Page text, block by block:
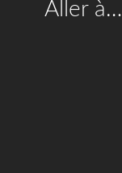
Aller à…